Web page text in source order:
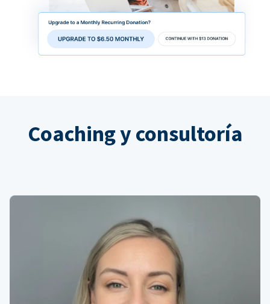
Coaching y consultoría